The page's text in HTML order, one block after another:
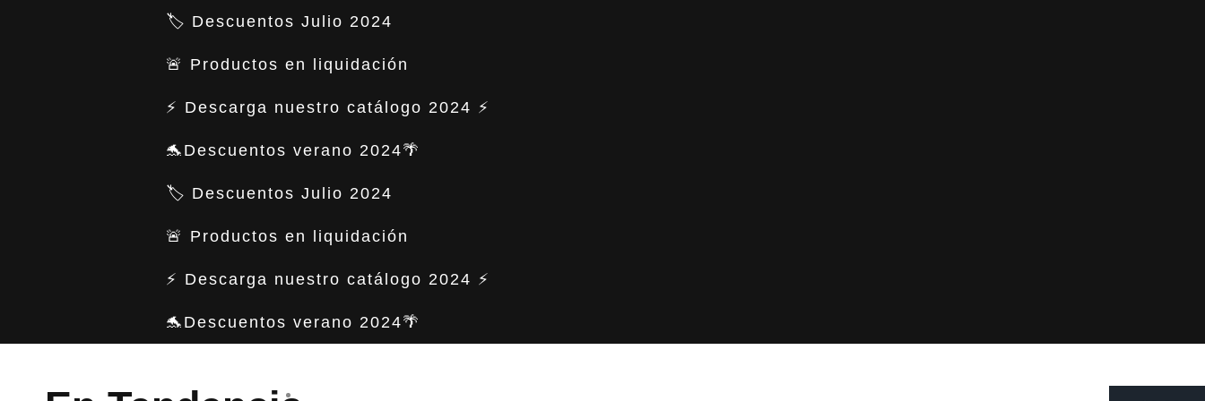
https://ansuzfurniture.com.mx🏷️ Descuentos Julio 2024
🚨 Productos en liquidación
⚡ Descarga nuestro catálogo 2024 ⚡
🐬Descuentos verano 2024🌴
🏷️ Descuentos Julio 2024
🚨 Productos en liquidación
⚡ Descarga nuestro catálogo 2024 ⚡
🐬Descuentos verano 2024🌴
En Tendencia